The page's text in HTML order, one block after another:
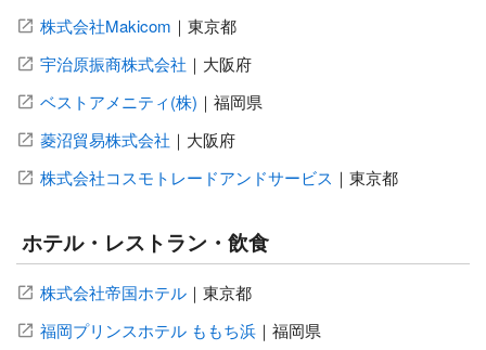
株式会社Makicom ｜ 東京都
宇治原振商株式会社 ｜ 大阪府
ベストアメニティ(株) ｜ 福岡県
菱沼貿易株式会社 ｜ 大阪府
株式会社コスモトレードアンドサービス ｜ 東京都
ホテル・レストラン・飲食
株式会社帝国ホテル ｜ 東京都
福岡プリンスホテル ももち浜 ｜ 福岡県